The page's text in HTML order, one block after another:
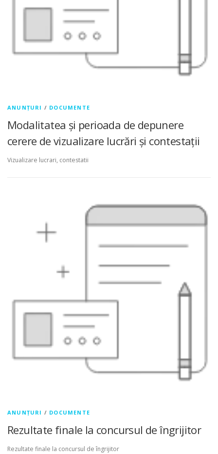
ANUNȚURI / DOCUMENTE
Modalitatea și perioada de depunere
cerere de vizualizare lucrări și contestații
Vizualizare lucrari, contestatii
ANUNȚURI / DOCUMENTE
Rezultate finale la concursul de îngrijitor
Rezultate finale la concursul de îngrijitor